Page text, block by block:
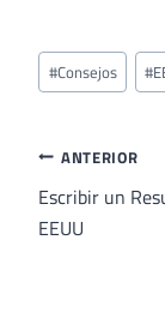
Etiquetas
de
entrada:
#Consejos #
Navegación
de
entradas
ANTERIOR
Escribir un
EEUU